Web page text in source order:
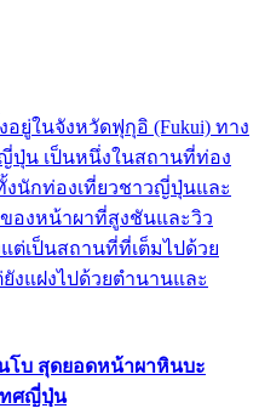
ยู่ในจังหวัดฟุกุอิ (Fukui) ทาง
ปุ่น เป็นหนึ่งในสถานที่ท่อง
นักท่องเที่ยวชาวญี่ปุ่นและ
องหน้าผาที่สูงชันและวิว
ต่เป็นสถานที่ที่เต็มไปด้วย
งแฝงไปด้วยตำนานและ
โบ สุดยอดหน้าผาหินบะ
ทศญี่ปุ่น